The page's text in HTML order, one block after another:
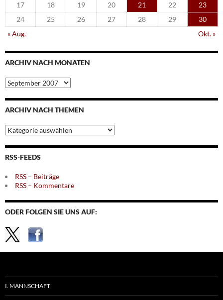
17
18 19 20 21 22
23
24
25 26 27 28 29
30
« Aug.
Okt. »
ARCHIV NACH MONATEN
Archiv
nach
Monaten
ARCHIV NACH THEMEN
Archiv
nach
Themen
RSS-FEEDS
RSS – Beiträge
RSS – Kommentare
ODER FOLGEN SIE UNS AUF:
I. MANNSCHAFT